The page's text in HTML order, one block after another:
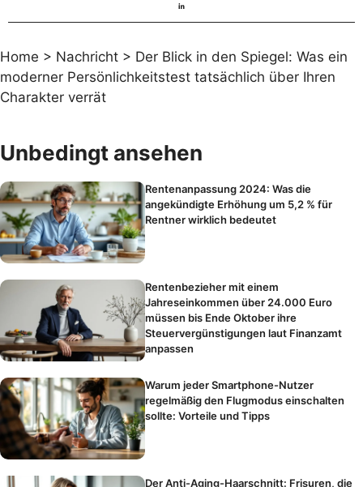
Home > Nachricht > Der Blick in den Spiegel: Was ein
moderner Persönlichkeitstest tatsächlich über Ihren
Charakter verrät
Unbedingt ansehen
Rentenanpassung 2024: Was die
angekündigte Erhöhung um 5,2 % für
Rentner wirklich bedeutet
Rentenbezieher mit einem
Jahreseinkommen über 24.000 Euro
müssen bis Ende Oktober ihre
Steuervergünstigungen laut Finanzamt
anpassen
Warum jeder Smartphone-Nutzer
regelmäßig den Flugmodus einschalten
sollte: Vorteile und Tipps
Der Anti-Aging-Haarschnitt: Frisuren, die